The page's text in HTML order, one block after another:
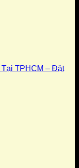
TPHCM – Đặt